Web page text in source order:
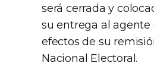
será cerrada y
su entrega al agente
efectos de su
Nacional Electoral.